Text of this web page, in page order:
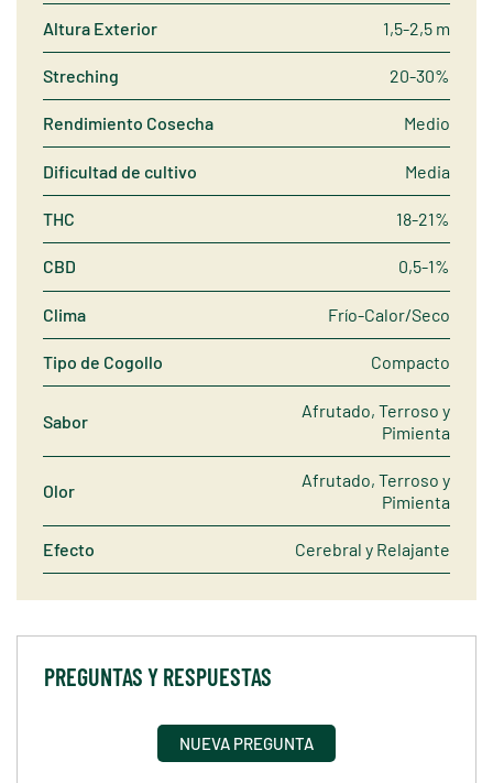
Altura Exterior 1,5-2,5 m
Streching 20-30%
Rendimiento Cosecha Medio
Dificultad de cultivo Media
THC 18-21%
CBD 0,5-1%
Clima Frío-Calor/Seco
Tipo de Cogollo Compacto
Sabor
Afrutado, Terroso y
Pimienta
Olor
Afrutado, Terroso y
Pimienta
Efecto Cerebral y Relajante
PREGUNTAS Y RESPUESTAS
NUEVA PREGUNTA